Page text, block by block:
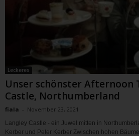
Leckeres
Unser schönster Afternoon
Castle, Northumberland
fiala - November 23, 2021
Langley Castle - ein Juwel mitten in
Kerber und Peter Kerber Zwischen hohen